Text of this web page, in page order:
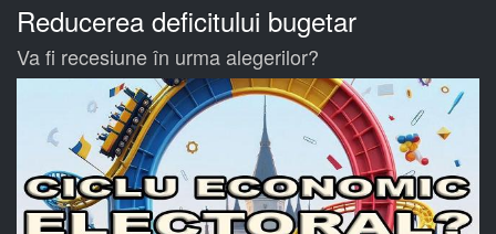
Reducerea deficitului bugetar
Va fi recesiune în urma alegerilor?